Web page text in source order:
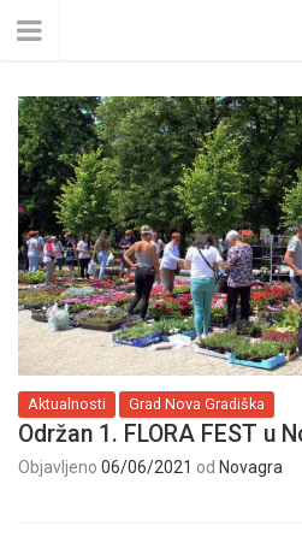
Aktualnosti Grad Nova Gradiška
Održan 1. FLORA FEST u
Objavljeno 06/06/2021 od Novagra